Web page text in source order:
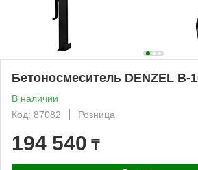
Бетоносмеситель DENZEL B-
В наличии
Код: 87082
Розница
194 540 ₸